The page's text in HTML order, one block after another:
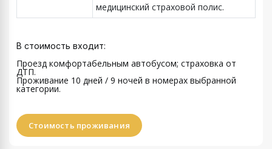
медицинский страховой полис.
В стоимость входит:
Проезд комфортабельным автобусом; страховка от
ДТП.
Проживание 10 дней / 9 ночей в номерах выбранной
категории.
Стоимость проживания